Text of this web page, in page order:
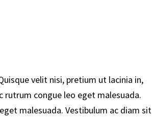
velit nisi, pretium ut lacinia in,
rutrum congue leo eget malesuada.
malesuada. Vestibulum ac diam sit